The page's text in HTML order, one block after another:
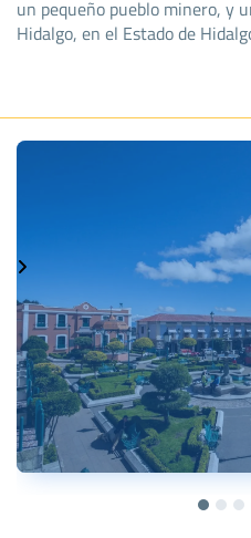
un pequeño pueblo minero, y
Hidalgo, en el Estado de